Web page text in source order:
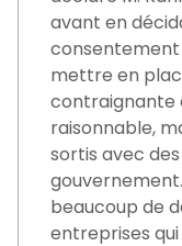
avant en
consentement
mettre en
contraignante
raisonnable,
sortis avec
beaucoup de
entreprises